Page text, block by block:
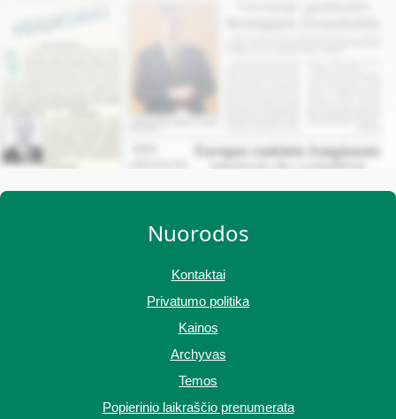
Nuorodos
Kontaktai
Privatumo politika
Kainos
Archyvas
Temos
Popierinio laikraščio prenumerata